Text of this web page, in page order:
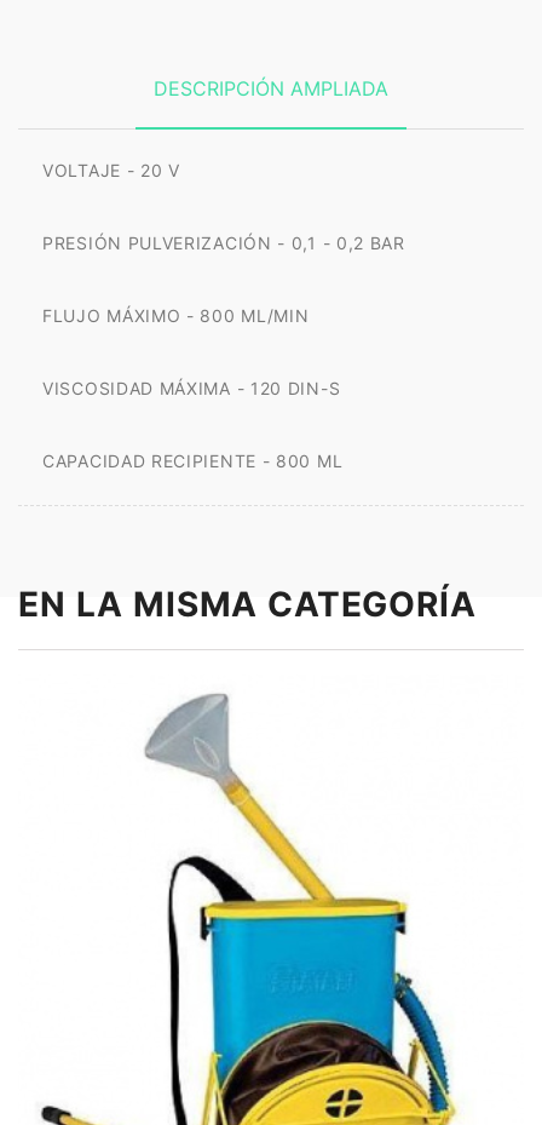
DESCRIPCIÓN AMPLIADA
VOLTAJE - 20 V
PRESIÓN PULVERIZACIÓN - 0,1 - 0,2 BAR
FLUJO MÁXIMO - 800 ML/MIN
VISCOSIDAD MÁXIMA - 120 DIN-S
CAPACIDAD RECIPIENTE - 800 ML
EN LA MISMA CATEGORÍA